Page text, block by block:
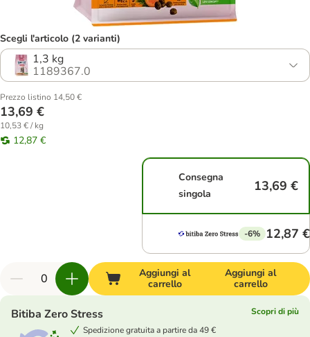
Scegli l'articolo (2 varianti)
1,3 kg
1189367.0
Prezzo listino 14,50 €
13,69 €
10,53 € / kg
12,87 €
Consegna
singola
13,69 €
-6% 12,87 €
Aggiungi al
carrello
Aggiungi al
carrello
Bitiba Zero Stress
Scopri di più
Spedizione gratuita a partire da 49 €